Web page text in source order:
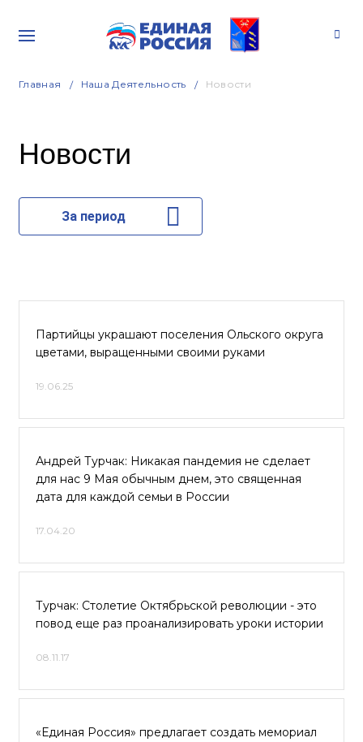
Главная Наша Деятельность Новости
Новости
За период
Партийцы украшают поселения Ольского округа
цветами, выращенными своими руками
19.06.25
Андрей Турчак: Никакая пандемия не сделает
для нас 9 Мая обычным днем, это священная
дата для каждой семьи в России
17.04.20
Турчак: Столетие Октябрьской революции - это
повод еще раз проанализировать уроки истории
08.11.17
«Единая Россия» предлагает создать мемориал